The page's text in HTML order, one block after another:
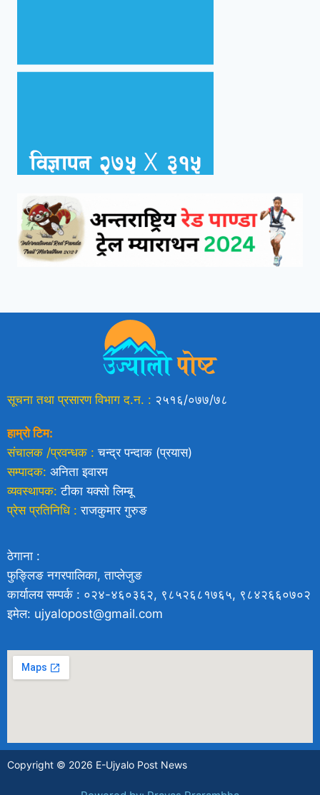
सूचना तथा प्रसारण विभाग द.न. : २५१६/०७७/७८
हाम्रो टिम:
संचालक /प्रवन्धक : चन्द्र पन्दाक (प्रयास)
सम्पादक: अनिता इवारम
व्यवस्थापक: टीका यक्साे लिम्बू
प्रेस प्रतिनिधि : राजकुमार गुरुङ
ठेगाना :
फुङ्लिङ नगरपालिका, ताप्लेजुङ
कार्यालय सम्पर्क : ०२४-४६०३६२, ९८५२६८१७६५, ९८४२६६०७०२
इमेल: ujyalopost@gmail.com
Copyright © 2026 E-Ujyalo Post News